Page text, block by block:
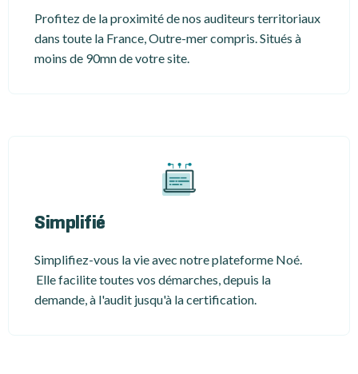
Profitez de la proximité de nos auditeurs territoriaux
dans toute la France, Outre-mer compris. Situés à
moins de 90mn de votre site.
Simplifié
Simplifiez-vous la vie avec notre plateforme Noé.
Elle facilite toutes vos démarches, depuis la
demande, à l'audit jusqu'à la certification.